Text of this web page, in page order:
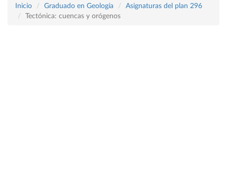
Inicio Graduado en Geología
Asignaturas del plan 296
Tectónica: cuencas y orógenos